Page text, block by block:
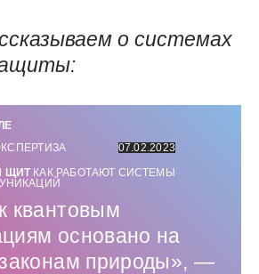
о системах
07.02.2023
ЩИТ КАК РАБОТАЮТ СИСТЕМЫ
квантовым
основано на
природы», —